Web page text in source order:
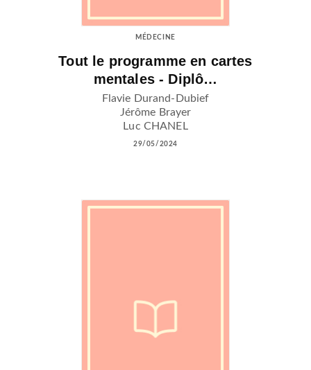
MÉDECINE
Tout le programme en cartes
mentales - Diplô…
Flavie Durand-Dubief
Jérôme Brayer
Luc CHANEL
29/05/2024